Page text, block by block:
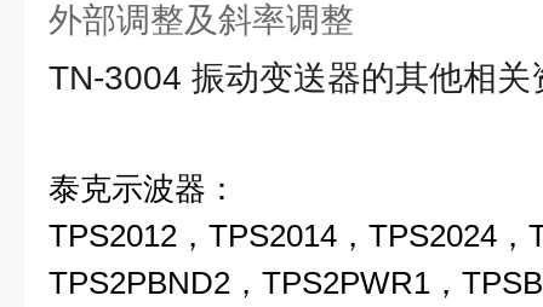
外部调整及斜率调整
TN-3004 振动变送器的其他相关
泰克示波器：
TPS2012，TPS2014，TPS2024，
TPS2PBND2，TPS2PWR1，